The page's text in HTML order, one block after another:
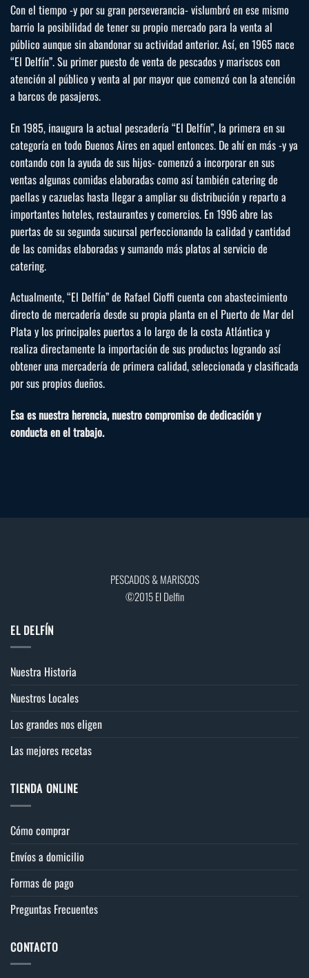
Con el tiempo -y por su gran perseverancia- vislumbró en ese mismo
barrio la posibilidad de tener su propio mercado para la venta al
público aunque sin abandonar su actividad anterior. Así, en 1965 nace
“El Delfín”. Su primer puesto de venta de pescados y mariscos con
atención al público y venta al por mayor que comenzó con la atención
a barcos de pasajeros.
En 1985, inaugura la actual pescadería “El Delfín”, la primera en su
categoría en todo Buenos Aires en aquel entonces. De ahí en más -y ya
contando con la ayuda de sus hijos- comenzó a incorporar en sus
ventas algunas comidas elaboradas como así también catering de
paellas y cazuelas hasta llegar a ampliar su distribución y reparto a
importantes hoteles, restaurantes y comercios. En 1996 abre las
puertas de su segunda sucursal perfeccionando la calidad y cantidad
de las comidas elaboradas y sumando más platos al servicio de
catering.
Actualmente, “El Delfín” de Rafael Cioffi cuenta con abastecimiento
directo de mercadería desde su propia planta en el Puerto de Mar del
Plata y los principales puertos a lo largo de la costa Atlántica y
realiza directamente la importación de sus productos logrando así
obtener una mercadería de primera calidad, seleccionada y clasificada
por sus propios dueños.
Esa es nuestra herencia, nuestro compromiso de dedicación y
conducta en el trabajo.
PESCADOS & MARISCOS
©2015 El Delfin
EL DELFÍN
Nuestra Historia
Nuestros Locales
Los grandes nos eligen
Las mejores recetas
TIENDA ONLINE
Cómo comprar
Envíos a domicilio
Formas de pago
Preguntas Frecuentes
CONTACTO